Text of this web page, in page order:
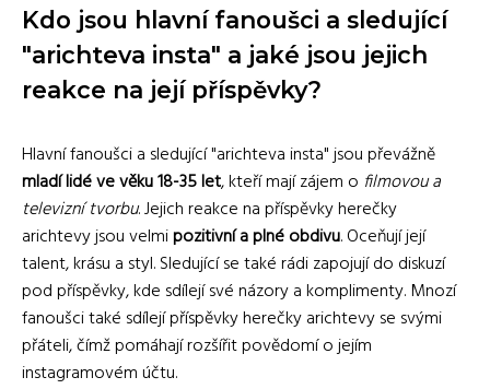
Kdo jsou hlavní fanoušci a sledující
"arichteva insta" a jaké jsou jejich
reakce na její příspěvky?
Hlavní fanoušci a sledující "arichteva insta" jsou převážně
mladí lidé ve věku 18-35 let, kteří mají zájem o filmovou a
televizní tvorbu. Jejich reakce na příspěvky herečky
arichtevy jsou velmipozitivní a plné obdivu. Oceňují její
talent, krásu a styl. Sledující se také rádi zapojují do diskuzí
pod příspěvky, kde sdílejí své názory a komplimenty. Mnozí
fanoušci také sdílejí příspěvky herečky arichtevy se svými
přáteli, čímž pomáhají rozšířit povědomí o jejím
instagramovém účtu.